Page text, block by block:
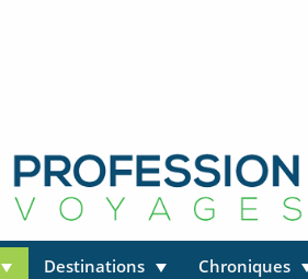
Destinations Chroniques